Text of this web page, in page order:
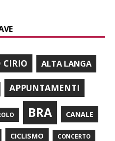
CIRIO ALTA LANGA
APPUNTAMENTI
BRA CANALE
CICLISMO CONCERTO